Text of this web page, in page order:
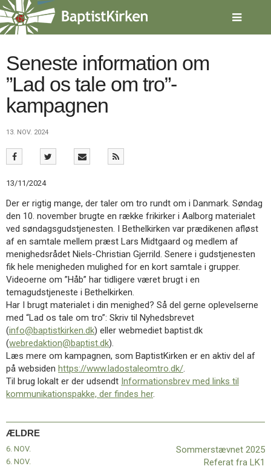
Spring
menu
over
gå
indholdVend
tilbage
1.0:
Forside
Kalender
5.0:
Værktøjskassen
7.0:
Om
BaptistKirken
8.0:
Kontakt
9.0:
Forside
10.0:
Nyheder
11.0:
Kalender
12.0:
Inspiration
13.0:
Værktøjskassen
14.0:
Mission
15.0:
Om
BaptistKirken
16.0:
Kontakt
Næste
indlæg:
Masker
meningForrige
indlæg:
Sommerstævnet
2025
Seneste information om
”Lad os tale om tro”-
kampagnen
13. NOV. 2024
13/11/2024
Der er rigtig mange, der taler om tro rundt om i Danmark. Søndag
den 10. november brugte en række frikirker i Aalborg materialet
ved søndagsgudstjenesten. I Bethelkirken var prædikenen afløst
af en samtale mellem præst Lars Midtgaard og medlem af
menighedsrådet Niels-Christian Gjerrild. Senere i gudstjenesten
fik hele menigheden mulighed for en kort samtale i grupper.
Videoerne om ”Håb” har tidligere været brugt i en
temagudstjeneste i Bethelkirken.
Har I brugt materialet i din menighed? Så del gerne oplevelserne
med “Lad os tale om tro”: Skriv til Nyhedsbrevet
(info@baptistkirken.dk) eller webmediet baptist.dk
(webredaktion@baptist.dk).
Læs mere om kampagnen, som BaptistKirken er en aktiv del af
på websiden https://www.ladostaleomtro.dk/.
Til brug lokalt er der udsendt Informationsbrev med links til
kommunikationspakke, der findes her.
ÆLDRE
6. NOV. Sommerstævnet 2025
6. NOV. Referat fra LK1